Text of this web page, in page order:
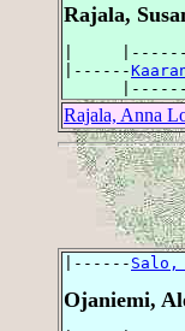
Rajala,
|
|------
Rajala, Anna
|------
Ojaniemi,